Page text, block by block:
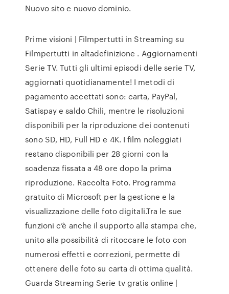
Nuovo sito e nuovo dominio.
Prime visioni | Filmpertutti in Streaming su
Filmpertutti in altadefinizione . Aggiornamenti
Serie TV. Tutti gli ultimi episodi delle serie TV,
aggiornati quotidianamente! I metodi di
pagamento accettati sono: carta, PayPal,
Satispay e saldo Chili, mentre le risoluzioni
disponibili per la riproduzione dei contenuti
sono SD, HD, Full HD e 4K. I film noleggiati
restano disponibili per 28 giorni con la
scadenza fissata a 48 ore dopo la prima
riproduzione. Raccolta Foto. Programma
gratuito di Microsoft per la gestione e la
visualizzazione delle foto digitali.Tra le sue
funzioni c’è anche il supporto alla stampa che,
unito alla possibilità di ritoccare le foto con
numerosi effetti e correzioni, permette di
ottenere delle foto su carta di ottima qualità.
Guarda Streaming Serie tv gratis online |